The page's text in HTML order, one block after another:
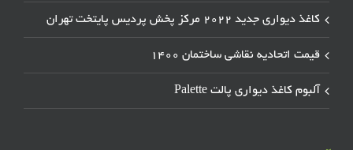
کاغذ دیواری جدید ۲۰۲۲ مرکز پخش پردیس پایتخت تهران
قیمت اتحادیه نقاشی ساختمان ۱۴۰۰
آلبوم کاغذ دیواری پالت Palette